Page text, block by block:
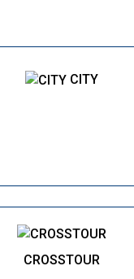
CITY
CROSSTOUR